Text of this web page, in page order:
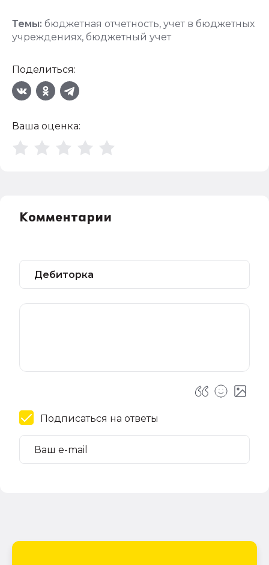
Темы: бюджетная отчетность, учет в бюджетных
учреждениях, бюджетный учет
Поделиться:
Ваша оценка:
Комментарии
Подписаться на ответы